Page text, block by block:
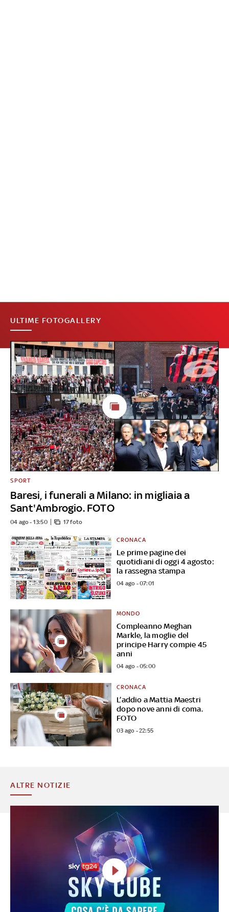
ULTIME FOTOGALLERY
Baresi, i funerali a Milano: in migliaia a
Sant'Ambrogio. FOTO
SPORT
04 ago - 13:50 17 foto
Le prime pagine dei
quotidiani di oggi 4 agosto:
la rassegna stampa
CRONACA
04 ago - 07:01
Compleanno Meghan
Markle, la moglie del
principe Harry compie 45
anni
MONDO
04 ago - 05:00
L’addio a Mattia Maestri
dopo nove anni di coma.
FOTO
CRONACA
03 ago - 22:55
ALTRE NOTIZIE